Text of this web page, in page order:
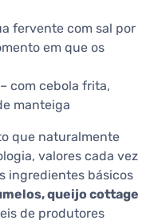
fervente com sal por
em que os
com cebola frita,
manteiga
que naturalmente
valores cada vez
ingredientes básicos
queijo cottage
de produtores